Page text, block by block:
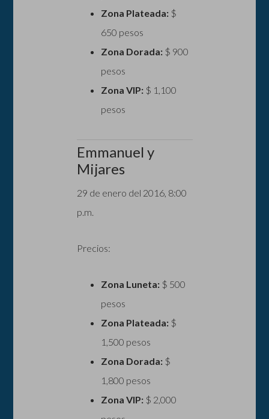
Zona Plateada:$
650 pesos
Zona Dorada:$ 900
pesos
Zona VIP:$ 1,100
pesos
Emmanuel y
Mijares
29 de enero del 2016, 8:00
p.m.
Precios:
Zona Luneta:$ 500
pesos
Zona Plateada:$
1,500 pesos
Zona Dorada:$
1,800 pesos
Zona VIP:$ 2,000